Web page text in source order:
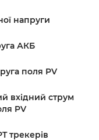
напруги
АКБ
поля PV
вхідний струм
PV
трекерів